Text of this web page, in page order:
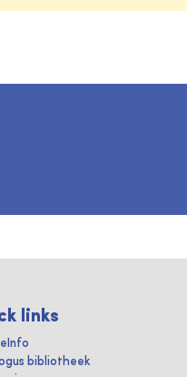
links
bibliotheek